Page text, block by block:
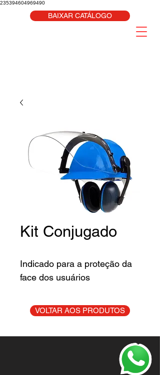
235394604969490
BAIXAR CATÁLOGO
Kit Conjugado
Indicado para a proteção da
face dos usuários
VOLTAR AOS PRODUTOS